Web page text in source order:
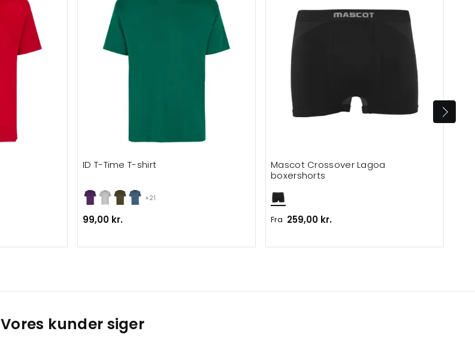
+21
ID T-Time T-shirt
99,00 kr.
Mascot Crossover Lagoa
boxershorts
Fra 259,00 kr.
Vores kunder siger